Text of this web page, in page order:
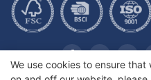
We use cookies to ensure